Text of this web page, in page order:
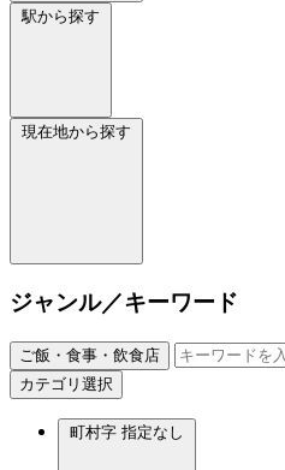
駅から探す
現在地から探す
ジャンル／キーワード
ご飯・食事・飲食店
カテゴリ選択
町村字 指定なし